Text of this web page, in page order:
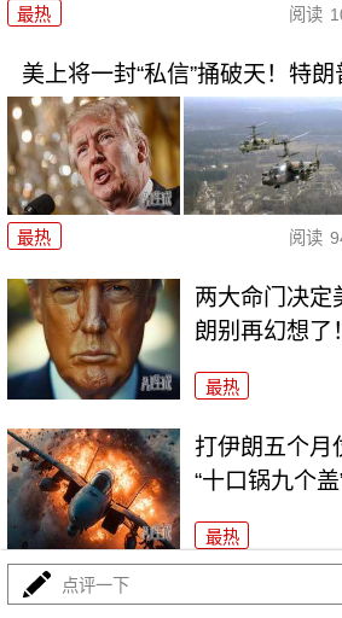
最热 阅读
美上将一封“私信”捅破天！特
最热 阅读
两大命门决定
朗别再幻想了！
最热
打伊朗五个月
“十口锅九个盖
最热
特朗普要对伊朗“断气断电”？这
点评一下